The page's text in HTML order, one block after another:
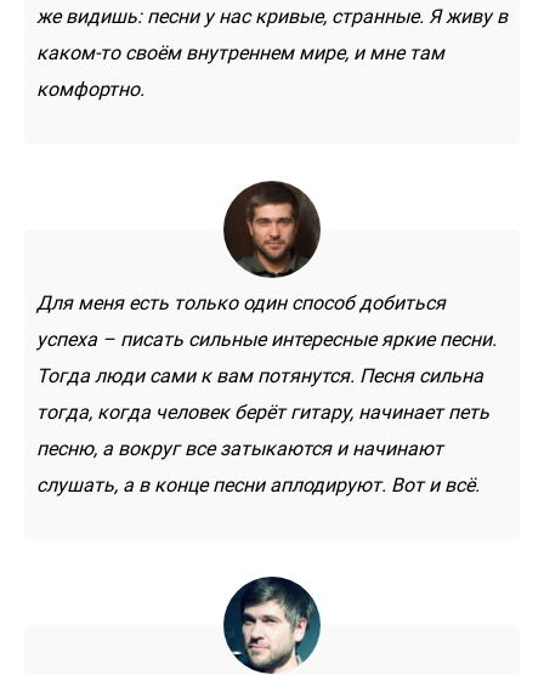
же видишь: песни у нас кривые, странные. Я живу в
каком-то своём внутреннем мире, и мне там
комфортно.
Для меня есть только один способ добиться
успеха – писать сильные интересные яркие песни.
Тогда люди сами к вам потянутся. Песня сильна
тогда, когда человек берёт гитару, начинает петь
песню, а вокруг все затыкаются и начинают
слушать, а в конце песни аплодируют. Вот и всё.